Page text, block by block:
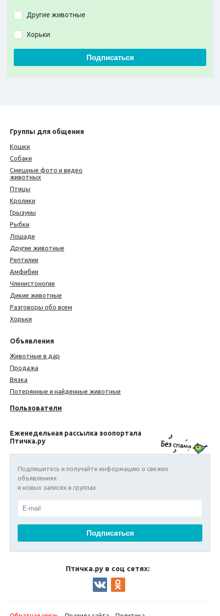
Другие животные
Хорьки
Подписаться
Группы для общения
Кошки
Собаки
Смешные фото и видео
животных
Птицы
Кролики
Грызуны
Рыбки
Лошади
Другие животные
Рептилии
Амфибии
Членистоногие
Дикие животные
Разговоры обо всем
Хорьки
Объявления
Животные в дар
Продажа
Вязка
Потерянные и найденные животные
Пользователи
Еженедельная рассылка зоопортала
Птичка.ру
Подпишитесь и получайте информацию о свежих
объявлениях
и новых записях в группах
Птичка.ру в соц сетях: